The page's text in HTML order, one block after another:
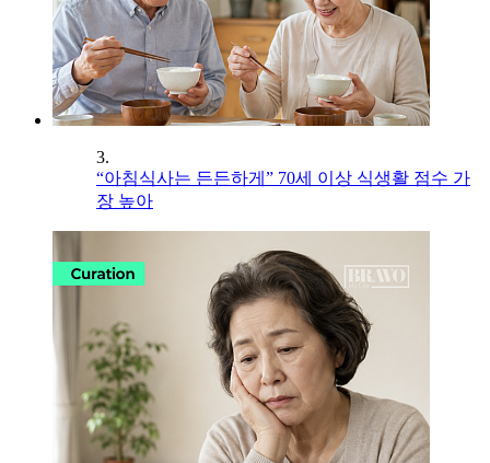
3.
“아침식사는 든든하게” 70세 이상 식생활 점수 가
장 높아